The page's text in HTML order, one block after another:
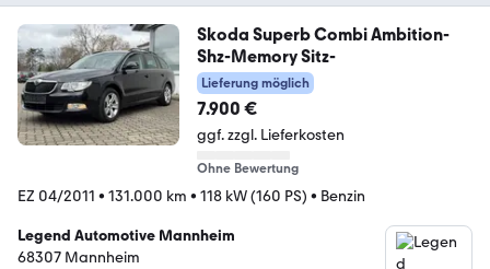
Skoda Superb Combi Ambition-
Shz-Memory Sitz-
Lieferung möglich
7.900 €
ggf. zzgl. Lieferkosten
Ohne Bewertung
EZ 04/2011 • 131.000 km • 118 kW (160 PS) • Benzin
Legend Automotive Mannheim
68307 Mannheim